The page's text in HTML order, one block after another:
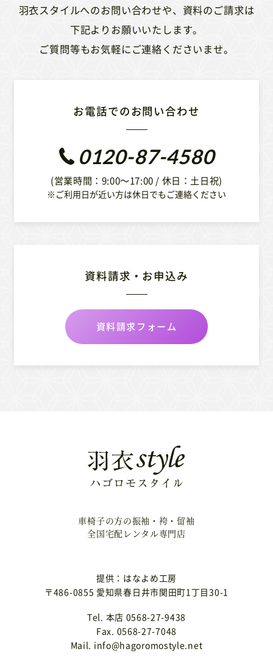
羽衣スタイルへのお問い合わせや、資料のご請求は
下記よりお願いいたします。
ご質問等もお気軽にご連絡くださいませ。
お電話でのお問い合わせ
0120-87-4580
(営業時間：9:00〜17:00 / 休日：土日祝)
※ご利用日が近い方は休日でもご連絡ください
資料請求・お申込み
資料請求フォーム
車椅子の方の振袖・袴・留袖
全国宅配レンタル専門店
提供：はなよめ工房
〒486-0855 愛知県春日井市関田町1丁目30-1
Tel. 本店 0568-27-9438
Fax. 0568-27-7048
Mail. info@hagoromostyle.net